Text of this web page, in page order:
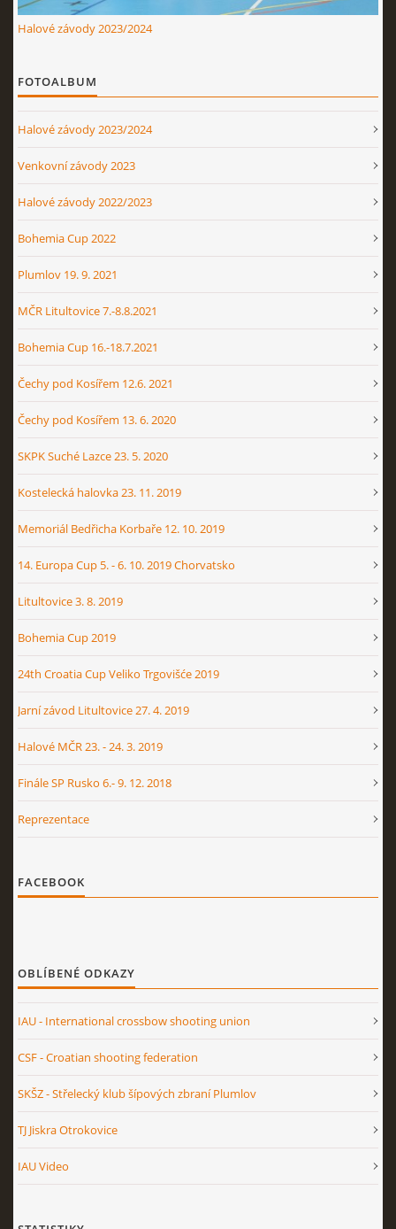
Halové závody 2023/2024
FOTOALBUM
Halové závody 2023/2024
Venkovní závody 2023
Halové závody 2022/2023
Bohemia Cup 2022
Plumlov 19. 9. 2021
MČR Litultovice 7.-8.8.2021
Bohemia Cup 16.-18.7.2021
Čechy pod Kosířem 12.6. 2021
Čechy pod Kosířem 13. 6. 2020
SKPK Suché Lazce 23. 5. 2020
Kostelecká halovka 23. 11. 2019
Memoriál Bedřicha Korbaře 12. 10. 2019
14. Europa Cup 5. - 6. 10. 2019 Chorvatsko
Litultovice 3. 8. 2019
Bohemia Cup 2019
24th Croatia Cup Veliko Trgovišće 2019
Jarní závod Litultovice 27. 4. 2019
Halové MČR 23. - 24. 3. 2019
Finále SP Rusko 6.- 9. 12. 2018
Reprezentace
FACEBOOK
OBLÍBENÉ ODKAZY
IAU - International crossbow shooting union
CSF - Croatian shooting federation
SKŠZ - Střelecký klub šípových zbraní Plumlov
TJ Jiskra Otrokovice
IAU Video